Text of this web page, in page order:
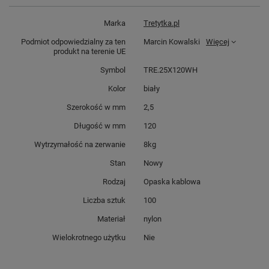
Marka Tretytka.pl
Podmiot odpowiedzialny za ten
produkt na terenie UE
Marcin Kowalski Więcej
Symbol TRE.25X120WH
Kolor biały
Szerokość w mm 2,5
Długość w mm 120
Wytrzymałość na zerwanie 8kg
Stan Nowy
Rodzaj Opaska kablowa
Liczba sztuk 100
Materiał nylon
Wielokrotnego użytku Nie